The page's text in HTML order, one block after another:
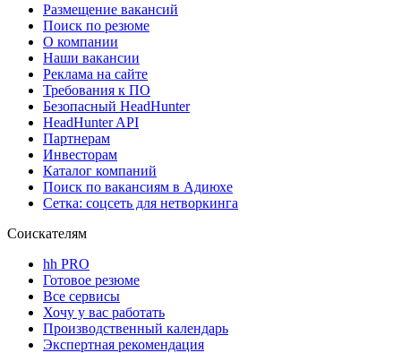
Размещение вакансий
Поиск по резюме
О компании
Наши вакансии
Реклама на сайте
Требования к ПО
Безопасный HeadHunter
HeadHunter API
Партнерам
Инвесторам
Каталог компаний
Поиск по вакансиям в Адиюхе
Сетка: соцсеть для нетворкинга
Соискателям
hh PRO
Готовое резюме
Все сервисы
Хочу у вас работать
Производственный календарь
Экспертная рекомендация